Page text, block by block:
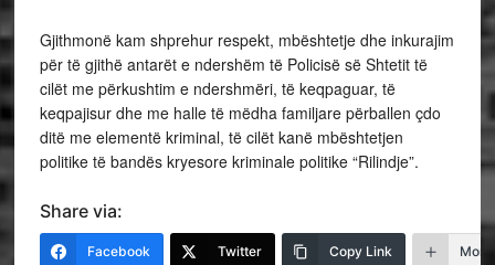
Gjithmonë kam shprehur respekt, mbështetje dhe inkurajim
për të gjithë antarët e ndershëm të Policisë së Shtetit të
cilët me përkushtim e ndershmëri, të keqpaguar, të
keqpajisur dhe me halle të mëdha familjare përballen çdo
ditë me elementë kriminal, të cilët kanë mbështetjen
politike të bandës kryesore kriminale politike “Rilindje”.
Share via:
Facebook Twitter Copy Link More